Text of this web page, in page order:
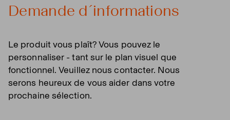
Demande d´informations
Le produit vous plaît? Vous pouvez le
personnaliser - tant sur le plan visuel que
fonctionnel. Veuillez nous contacter. Nous
serons heureux de vous aider dans votre
prochaine sélection.